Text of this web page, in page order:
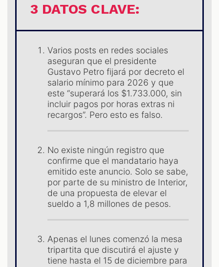
3 DATOS CLAVE:
Varios posts en redes sociales
aseguran que el presidente
Gustavo Petro fijará por decreto el
salario mínimo para 2026 y que
este “superará los $1.733.000, sin
incluir pagos por horas extras ni
recargos”. Pero esto es falso.
No existe ningún registro que
confirme que el mandatario haya
emitido este anuncio. Solo se sabe,
por parte de su ministro de Interior,
de una propuesta de elevar el
sueldo a 1,8 millones de pesos.
Apenas el lunes comenzó la mesa
tripartita que discutirá el ajuste y
tiene hasta el 15 de diciembre para